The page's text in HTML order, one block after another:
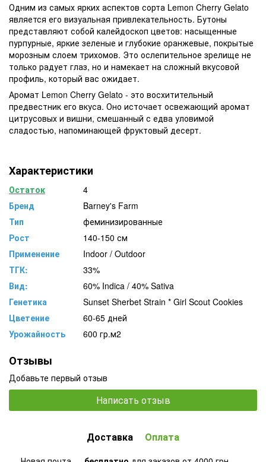
Одним из самых ярких аспектов сорта Lemon Cherry Gelato
является его визуальная привлекательность. Бутоны
представляют собой калейдоскоп цветов: насыщенные
пурпурные, яркие зеленые и глубокие оранжевые, покрытые
морозным слоем трихомов. Это ослепительное зрелище не
только радует глаз, но и намекает на сложный вкусовой
профиль, который вас ожидает.
Аромат Lemon Cherry Gelato - это восхитительный
предвестник его вкуса. Оно источает освежающий аромат
цитрусовых и вишни, смешанный с едва уловимой
сладостью, напоминающей фруктовый десерт.
Характеристики
Остаток
4
Бренд
Barney's Farm
Тип
феминизированные
Рост
140-150 см
Применение
Indoor / Outdoor
ТГК:
33%
Вид:
60% Indica / 40% Sativa
Генетика
Sunset Sherbet Strain * Girl Scout Cookies
Цветение
60-65 дней
Урожайность
600 гр.м2
Отзывы
Добавьте первый отзыв
Написать отзыв
Доставка Оплата